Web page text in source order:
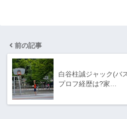
前の記事
白谷柱誠ジャック(バ
プロフ経歴は?家…